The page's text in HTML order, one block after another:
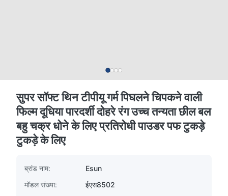
सुपर सॉफ्ट थिन टीपीयू गर्म पिघलने चिपकने वाली
फिल्म दूधिया पारदर्शी दोहरे रंग उच्च तन्यता छील बल
बहु चक्र धोने के लिए प्रतिरोधी पाउडर पफ टुकड़े
टुकड़े के लिए
ब्रांड नाम:
Esun
मॉडल संख्या:
ईएस8502